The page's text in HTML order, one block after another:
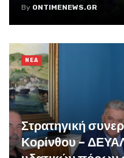
By ONTIMENEWS.GR
Στρατηγική
Κορίνθου –
NEA